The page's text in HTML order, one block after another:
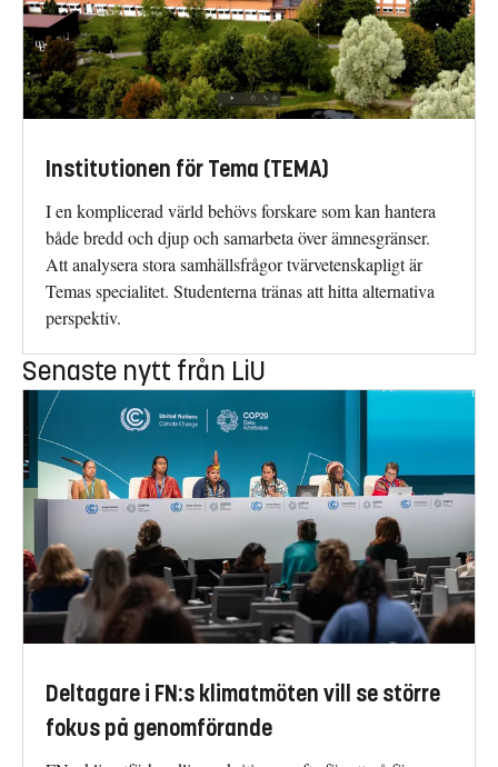
Institutionen för Tema (TEMA)
I en komplicerad värld behövs forskare som kan hantera
både bredd och djup och samarbeta över ämnesgränser.
Att analysera stora samhällsfrågor tvärvetenskapligt är
Temas specialitet. Studenterna tränas att hitta alternativa
perspektiv.
Senaste nytt från LiU
Deltagare i FN:s klimatmöten vill se större
fokus på genomförande